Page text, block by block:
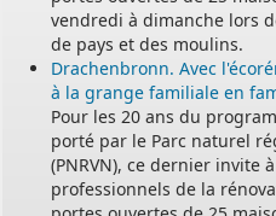
vendredi à dimanche lors
de pays et des moulins.
Drachenbronn. Avec
à la grange familiale en
Pour les 20 ans du
porté par le Parc naturel
(PNRVN), ce dernier invite
professionnels de la